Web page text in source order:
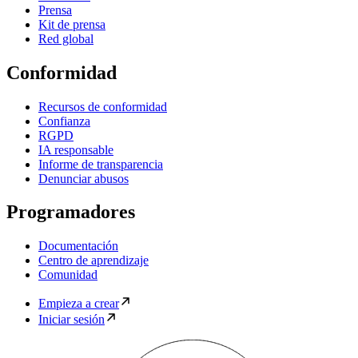
Prensa
Kit de prensa
Red global
Conformidad
Recursos de conformidad
Confianza
RGPD
IA responsable
Informe de transparencia
Denunciar abusos
Programadores
Documentación
Centro de aprendizaje
Comunidad
Empieza a crear
Iniciar sesión